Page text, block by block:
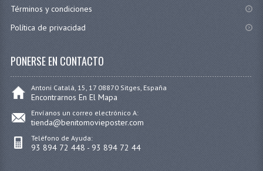
Términos y condiciones
Política de privacidad
PONERSE EN CONTACTO
Antoni Catalá, 15, 17 08870 Sitges, España
Encontrarnos En El Mapa
Envíanos un correo electrónico A:
tienda@benitomovieposter.com
Teléfono de Ayuda:
93 894 72 448 - 93 894 72 44